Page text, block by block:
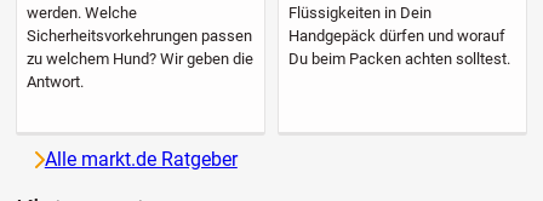
werden. Welche
Sicherheitsvorkehrungen passen
zu welchem Hund? Wir geben die
Antwort.
Flüssigkeiten in Dein
Handgepäck dürfen und worauf
Du beim Packen achten solltest.
Alle markt.de Ratgeber